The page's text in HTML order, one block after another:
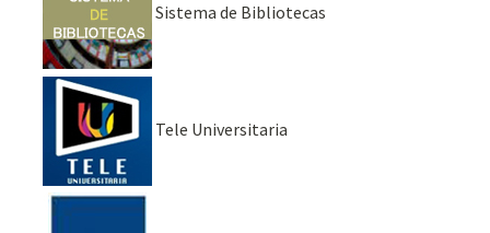
Sistema de Bibliotecas
Tele Universitaria